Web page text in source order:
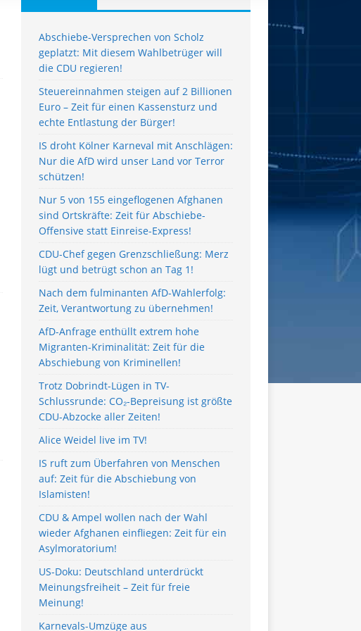
Abschiebe-Versprechen von Scholz
geplatzt: Mit diesem Wahlbetrüger will
die CDU regieren!
Steuereinnahmen steigen auf 2 Billionen
Euro – Zeit für einen Kassensturz und
echte Entlastung der Bürger!
IS droht Kölner Karneval mit Anschlägen:
Nur die AfD wird unser Land vor Terror
schützen!
Nur 5 von 155 eingeflogenen Afghanen
sind Ortskräfte: Zeit für Abschiebe-
Offensive statt Einreise-Express!
CDU-Chef gegen Grenzschließung: Merz
lügt und betrügt schon an Tag 1!
Nach dem fulminanten AfD-Wahlerfolg:
Zeit, Verantwortung zu übernehmen!
AfD-Anfrage enthüllt extrem hohe
Migranten-Kriminalität: Zeit für die
Abschiebung von Kriminellen!
Trotz Dobrindt-Lügen in TV-
Schlussrunde: CO₂-Bepreisung ist größte
CDU-Abzocke aller Zeiten!
Alice Weidel live im TV!
IS ruft zum Überfahren von Menschen
auf: Zeit für die Abschiebung von
Islamisten!
CDU & Ampel wollen nach der Wahl
wieder Afghanen einfliegen: Zeit für ein
Asylmoratorium!
US-Doku: Deutschland unterdrückt
Meinungsfreiheit – Zeit für freie
Meinung!
Karnevals-Umzüge aus